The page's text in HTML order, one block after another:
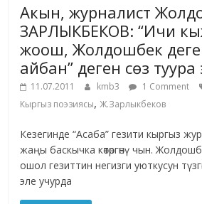
Акын, журналист
ЗАРЛЫКБЕКОВ: “Ичи
жоош, Жолдошбек
айбан” деген сөз туура
11.07.2011 kmb3 1 Comment
Кыргыз поэзиясы,Ж.Зарлыкбеков
Кезегинде “Асаба” гезити кыргыз
жаңы баскычка көтөргөнү чын.
ошол гезиттин негизги уюткусун
эле учурда